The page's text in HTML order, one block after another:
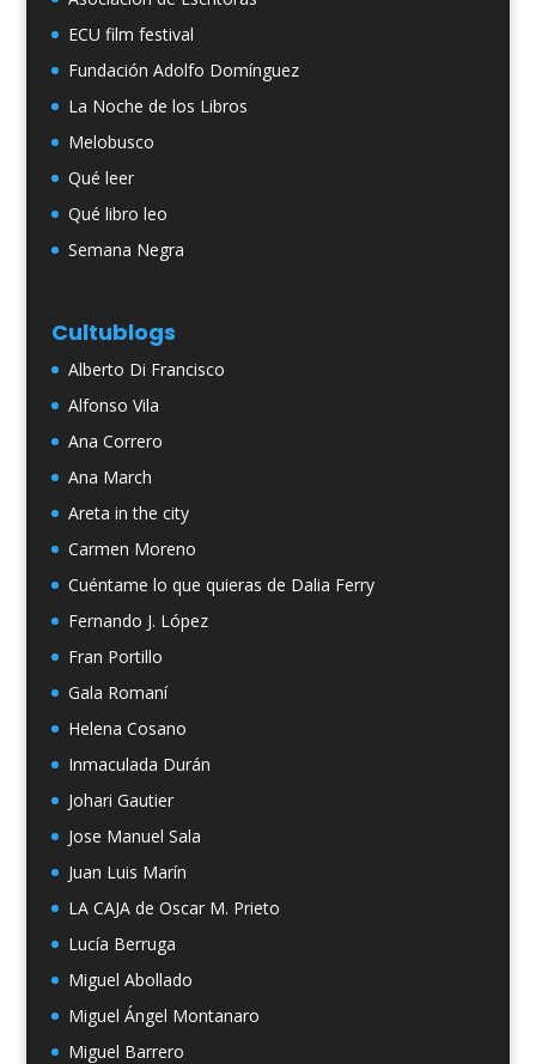
ECU film festival
Fundación Adolfo Domínguez
La Noche de los Libros
Melobusco
Qué leer
Qué libro leo
Semana Negra
Cultublogs
Alberto Di Francisco
Alfonso Vila
Ana Correro
Ana March
Areta in the city
Carmen Moreno
Cuéntame lo que quieras de Dalia Ferry
Fernando J. López
Fran Portillo
Gala Romaní
Helena Cosano
Inmaculada Durán
Johari Gautier
Jose Manuel Sala
Juan Luis Marín
LA CAJA de Oscar M. Prieto
Lucía Berruga
Miguel Abollado
Miguel Ángel Montanaro
Miguel Barrero